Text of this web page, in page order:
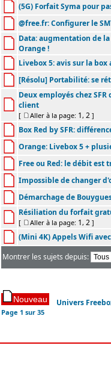
(5G) Forfait Syma pour
@free.fr: Configurer le
Data: augmentation de
Orange !
Livebox 5: avis sur la
[Résolu] Portabilité: se
Deux employés chez
client
[ Aller à la page: 1 , 2 ]
Box Red by SFR:
Orange: Livebox 5 +
Free ou Red: le débit est
Impossible de changer
Démarchage de
Résiliation du forfait
[ Aller à la page: 1 , 2 ]
(Mini 4K) Appels Wifi
Montrer les sujets depuis:
Univers
Page1 sur35